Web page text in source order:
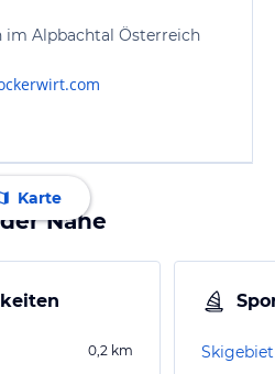
im Alpbachtal Österreich
Karte
Nähe
0,2 km